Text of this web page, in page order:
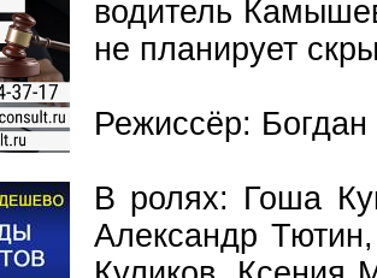
водитель
не планирует
Режиссёр: Богдан
В ролях: Гоша
Александр